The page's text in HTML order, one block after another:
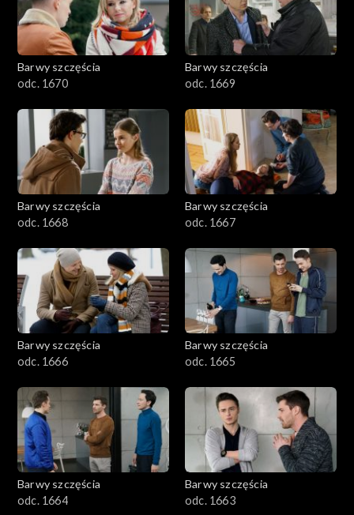
Barwy szczęścia
odc. 1670
Barwy szczęścia
odc. 1669
Barwy szczęścia
odc. 1668
Barwy szczęścia
odc. 1667
Barwy szczęścia
odc. 1666
Barwy szczęścia
odc. 1665
Barwy szczęścia
odc. 1664
Barwy szczęścia
odc. 1663